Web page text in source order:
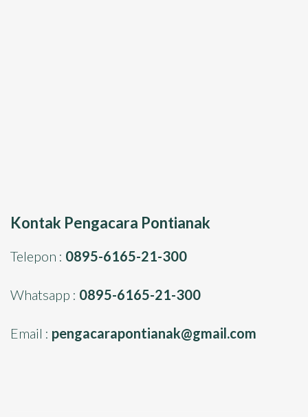
Kontak Pengacara Pontianak
Telepon : 0895-6165-21-300
Whatsapp : 0895-6165-21-300
Email : pengacarapontianak@gmail.com